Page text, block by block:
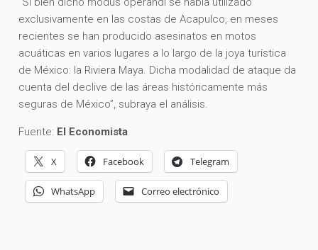
exclusivamente en las costas de Acapulco, en meses
recientes se han producido asesinatos en motos
acuáticas en varios lugares a lo largo de la joya turística
de México: la Riviera Maya. Dicha modalidad de ataque da
cuenta del declive de las áreas históricamente más
seguras de México”, subraya el análisis.
Fuente: El Economista
X Facebook Telegram
WhatsApp Correo electrónico